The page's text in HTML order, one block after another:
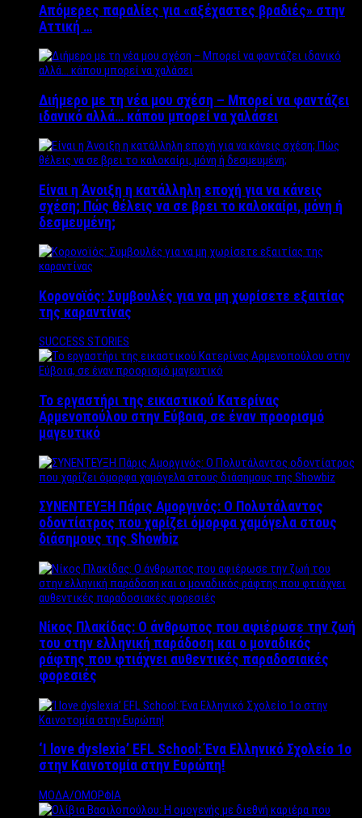
Απόμερες παραλίες για «αξέχαστες βραδιές» στην
Αττική …
Διήμερο με τη νέα μου σχέση – Μπορεί να φαντάζει
ιδανικό αλλά… κάπου μπορεί να χαλάσει
Είναι η Άνοιξη η κατάλληλη εποχή για να κάνεις
σχέση; Πώς θέλεις να σε βρει το καλοκαίρι, μόνη ή
δεσμευμένη;
Κορονοϊός: Συμβουλές για να μη χωρίσετε εξαιτίας
της καραντίνας
SUCCESS STORIES
Το εργαστήρι της εικαστικού Κατερίνας
Αρμενοπούλου στην Εύβοια, σε έναν προορισμό
μαγευτικό
ΣΥΝΕΝΤΕΥΞΗ Πάρις Αμοργινός: O Πολυτάλαντος
οδοντίατρος που χαρίζει όμορφα χαμόγελα στους
διάσημους της Showbiz
Νίκος Πλακίδας: O άνθρωπος που αφιέρωσε την ζωή
του στην ελληνική παράδοση και ο μοναδικός
ράφτης που φτιάχνει αυθεντικές παραδοσιακές
φορεσιές
‘Ι love dyslexia’ EFL School: Ένα Ελληνικό Σχολείo 1ο
στην Καινοτομία στην Ευρώπη!
ΜΟΔΑ/ΟΜΟΡΦΙΑ